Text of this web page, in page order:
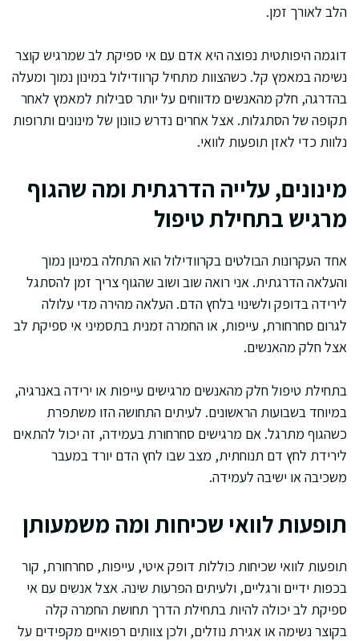
הלב לאורך זמן.
דוגמה היפותטית נפוצה היא אדם עם אי ספיקת לב שמרגיש קוצר
נשימה במאמץ קל. כשהצוות מתחיל קרוודילול במינון נמוך ומעלה
בהדרגה, חלק מהאנשים מדווחים על יותר סבילות למאמץ לאחר
תקופה של הסתגלות. אצל אחרים נדרש כוונון של מינונים ותרופות
נלוות כדי לאזן תופעות לוואי.
מינונים, עלייה הדרגתית ומה שהגוף
מרגיש בתחילת טיפול
אחד העקרונות הבולטים בקרוודילול הוא התחלה במינון נמוך
והעלאה הדרגתית. אני רואה שוב ושוב שהגוף צריך זמן להסתגל
לירידה בדופק ולשינוי בלחץ הדם. העלאה מהירה מדי עלולה
לגרום סחרחורת, עייפות, או החמרה זמנית בתסמיני אי ספיקת לב
אצל חלק מהאנשים.
בתחילת טיפול חלק מהאנשים מרגישים עייפות או ירידה באנרגיה,
במיוחד בשבועות הראשונים. לעיתים התחושה הזו משתפרת
כשהגוף מתרגל. אם מרגישים סחרחורת בעמידה, זה יכול להתאים
לירידת לחץ דם תנוחתית, מצב שבו לחץ הדם יורד במעבר
משכיבה או ישיבה לעמידה.
תופעות לוואי שכיחות ומה משמעותן
תופעות לוואי שכיחות כוללות דופק איטי, עייפות, סחרחורת, קור
בכפות ידיים ורגליים, ולעיתים הפרעות שינה. אצל אנשים עם אי
ספיקת לב יכולה להיות בתחילת הדרך תחושת החמרה קלה
בקוצר נשימה או אגירת נוזלים, ולכן צוותים רפואיים מקפידים על